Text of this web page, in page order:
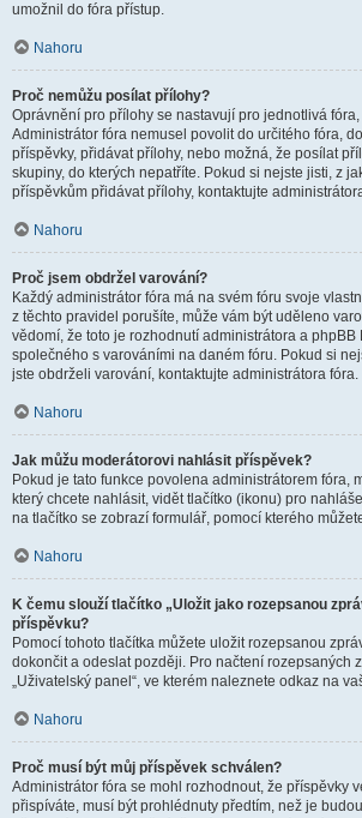
umožnil do fóra přístup.
Nahoru
Proč nemůžu posílat přílohy?
Oprávnění pro přílohy se nastavují pro jednotlivá
Administrátor fóra nemusel povolit do určitého fóra,
příspěvky, přidávat přílohy, nebo možná, že posílat
skupiny, do kterých nepatříte. Pokud si nejste jisti, z
příspěvkům přidávat přílohy, kontaktujte
Nahoru
Proč jsem obdržel varování?
Každý administrátor fóra má na svém fóru svoje
z těchto pravidel porušíte, může vám být uděleno
vědomí, že toto je rozhodnutí administrátora a phpBB
společného s varováními na daném fóru. Pokud si
jste obdrželi varování, kontaktujte administrátora fóra.
Nahoru
Jak můžu moderátorovi nahlásit příspěvek?
Pokud je tato funkce povolena administrátorem fóra,
který chcete nahlásit, vidět tlačítko (ikonu) pro
na tlačítko se zobrazí formulář, pomocí kterého
Nahoru
K čemu slouží tlačítko „Uložit jako rozepsanou
příspěvku?
Pomocí tohoto tlačítka můžete uložit rozepsanou
dokončit a odeslat později. Pro načtení rozepsaných
„Uživatelský panel“, ve kterém naleznete odkaz na
Nahoru
Proč musí být můj příspěvek schválen?
Administrátor fóra se mohl rozhodnout, že příspěvky
přispíváte, musí být prohlédnuty předtím, než je